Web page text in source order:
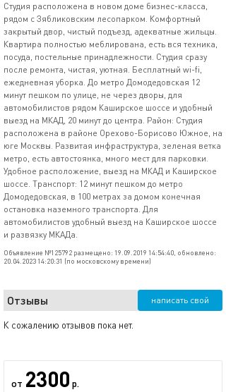
Студия расположена в новом доме бизнес-класса,
рядом с Зябликовским лесопарком. Комфортный
закрытый двор, чистый подъезд, адекватные жильцы.
Квартира полностью меблирована, есть вся техника,
посуда, постельные принадлежности. Студия сразу
после ремонта, чистая, уютная. Бесплатный wi-fi,
ежедневная уборка. До метро Домодедовская 12
минут пешком по улице, не через дворы, для
автомобилистов рядом Каширское шоссе и удобный
выезд на МКАД, 20 минут до центра. Район: Студия
расположена в районе Орехово-Борисово Южное, на
юге Москвы. Развитая инфраструктура, зеленая ветка
метро, есть автостоянка, много мест для парковки.
Удобное расположение, выезд на МКАД и Каширское
шоссе. Транспорт: 12 минут пешком до метро
Домодедовская, в 100 метрах за домом конечная
остановка наземного транспорта. Для
автомобилистов удобный выезд на Каширское шоссе
и развязку МКАДа.
Объявление №125792 размещено: 19.09.2019 14:54:40, обновлено:
20.04.2023 14:20:31 (по московскому времени)
Отзывы написать свой
К сожалению отзывов пока нет.
от 2300 р.